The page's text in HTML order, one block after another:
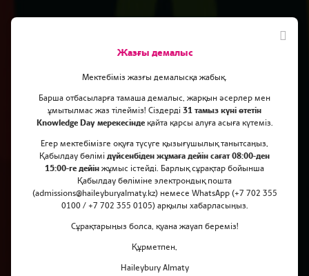
Ажарды математика
олимпиадасында үздік өнер
көрсеткенімен құттықтаймыз
Жазғы демалыс
Мектебіміз жазғы демалысқа жабық.
Барша отбасыларға тамаша демалыс, жарқын әсерлер мен
ұмытылмас жаз тілейміз! Сіздерді 31 тамыз күні өтетін
Knowledge Day мерекесіндеқайта қарсы алуға асыға күтеміз.
Егер мектебімізге оқуға түсуге қызығушылық танытсаңыз,
Қабылдау бөлімі дүйсенбіден жұмаға дейін сағат 08:00-ден
15:00-ге дейін жұмыс істейді. Барлық сұрақтар бойынша
Қабылдау бөліміне электрондық пошта
(admissions@haileyburyalmaty.kz) немесе WhatsApp (+7 702 355
0100 / +7 702 355 0105) арқылы хабарласыңыз.
Сұрақтарыңыз болса, қуана жауап береміз!
Құрметпен,
Haileybury Almaty